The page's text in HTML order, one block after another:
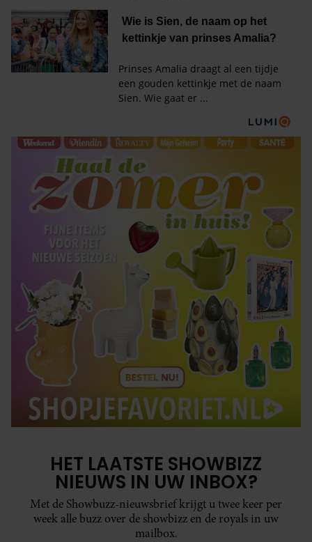
HET LAATSTE SHOWBIZZ
NIEUWS IN UW INBOX?
Met de Showbuzz-nieuwsbrief krijgt u twee keer per
week alle buzz over de showbizz en de royals in uw
mailbox.